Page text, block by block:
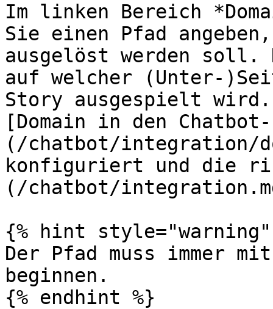
Im linken Bereich
Sie einen Pfad
ausgelöst werden soll.
auf welcher (Unter-
Story ausgespielt
[Domain in den
(/chatbot/integration/
konfiguriert und die
(/chatbot/
{% hint style="warning"
Der Pfad muss immer
beginnen.
{% endhint %}